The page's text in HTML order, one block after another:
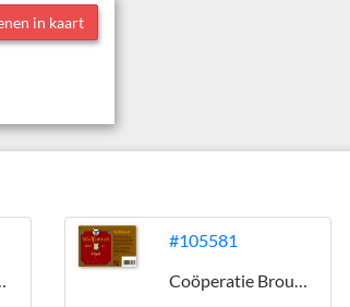
in kaart
U.A.
#105581
Coöperatie Brouwerij Wolfswaert U.A.